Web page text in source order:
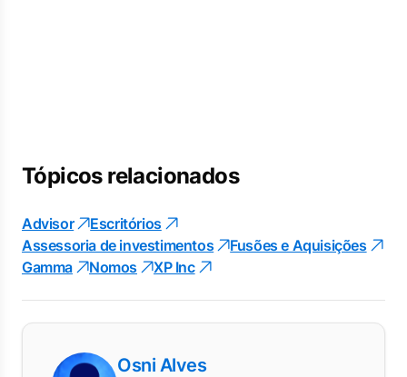
Tópicos relacionados
Advisor
Escritórios
Assessoria de investimentos
Fusões e Aquisições
Gamma
Nomos XP Inc
Osni Alves